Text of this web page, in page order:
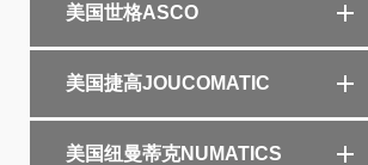
美国世格ASCO
美国捷高JOUCOMATIC
美国纽曼蒂克NUMATICS